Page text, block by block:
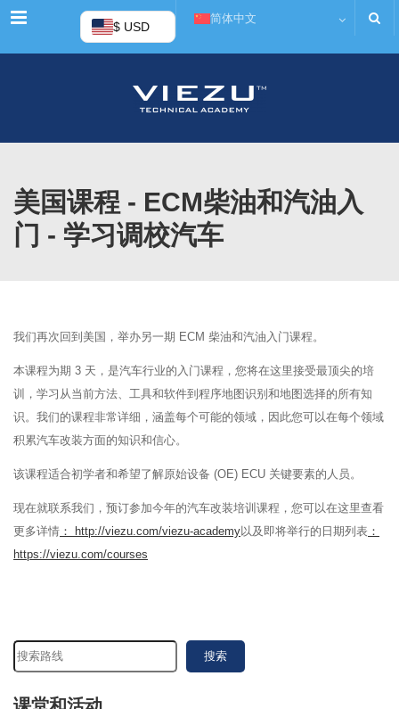
菜单 $ USD
简体中文
美国课程 - ECM柴油和汽油入
门 - 学习调校汽车
我们再次回到美国，举办另一期 ECM 柴油和汽油入门课程。
本课程为期 3 天，是汽车行业的入门课程，您将在这里接受最顶尖的培
训，学习从当前方法、工具和软件到程序地图识别和地图选择的所有知
识。我们的课程非常详细，涵盖每个可能的领域，因此您可以在每个领域
积累汽车改装方面的知识和信心。
该课程适合初学者和希望了解原始设备 (OE) ECU 关键要素的人员。
现在就联系我们，预订参加今年的汽车改装培训课程，您可以在这里查看
更多详情 ： http://viezu.com/viezu-academy以及即将举行的日期列表 ：
https://viezu.com/courses
搜索